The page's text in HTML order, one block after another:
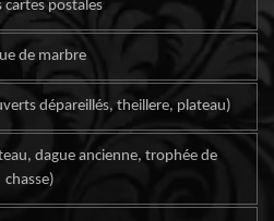
cartes postales
de marbre
dépareillés, theillere, plateau)
dague ancienne, trophée de
chasse)